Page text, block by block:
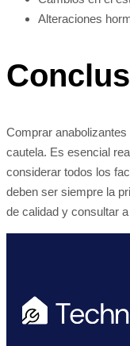
Alteraciones
Comprar
cautela. Es esencial
considerar todos los
deben ser siempre la
de calidad y consultar